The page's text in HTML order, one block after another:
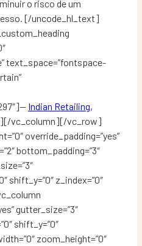
o risco de um
[/uncode_hl_text]
text_space=”fontspace-
Indian Retailing,
vc_column][/vc_row]
override_padding=”yes”
bottom_padding=”3″
shift_y=”0″ z_index=”0″
gutter_size=”3″
shift_y=”0″
zoom_height=”0″